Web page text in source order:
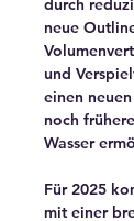
durch
neue
und
einen
noch
Wasser
Für 2025
mit einer